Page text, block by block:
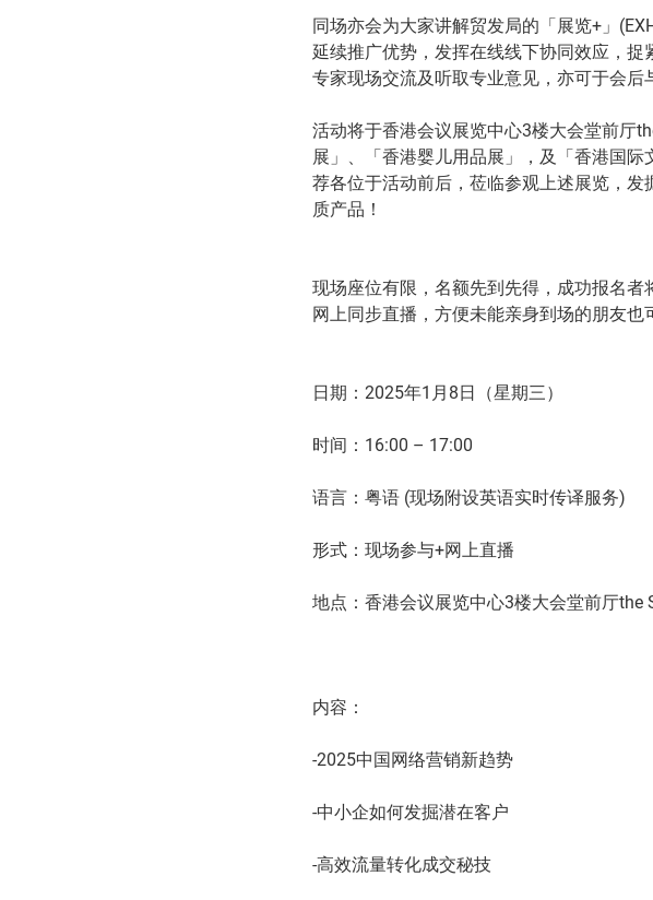
同场亦会为大家讲解贸发局的「展览+」
延续推广优势，发挥在线线下协同效应，
专家现场交流及听取专业意见，亦可于会后
活动将于香港会议展览中心3楼大会堂前厅
展」、「香港婴儿用品展」，及「香港国
荐各位于活动前后，莅临参观上述展览，
质产品！
现场座位有限，名额先到先得，成功报名
网上同步直播，方便未能亲身到场的朋友也
日期：2025年1月8日（星期三）
时间：16:00 – 17:00
语言：粤语 (现场附设英语实时传译服务)
形式：现场参与+网上直播
地点：香港会议展览中心3楼大会堂前厅the
内容：
-2025中国网络营销新趋势
-中小企如何发掘潜在客户
-高效流量转化成交秘技